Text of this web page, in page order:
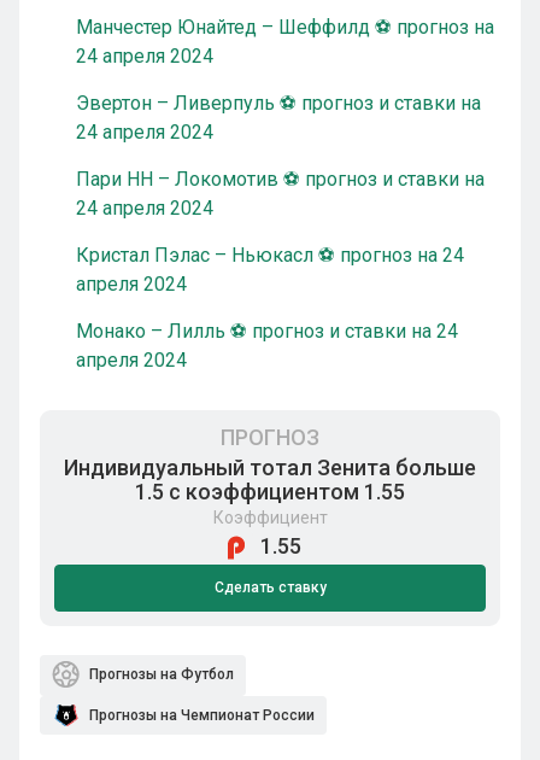
Манчестер Юнайтед – Шеффилд ⚽ прогноз на
24 апреля 2024
Эвертон – Ливерпуль ⚽ прогноз и ставки на
24 апреля 2024
Пари НН – Локомотив ⚽ прогноз и ставки на
24 апреля 2024
Кристал Пэлас – Ньюкасл ⚽ прогноз на 24
апреля 2024
Монако – Лилль ⚽ прогноз и ставки на 24
апреля 2024
ПРОГНОЗ
Индивидуальный тотал Зенита больше
1.5 с коэффициентом 1.55
Коэффициент
1.55
Сделать ставку
Прогнозы на Футбол
Прогнозы на Чемпионат России